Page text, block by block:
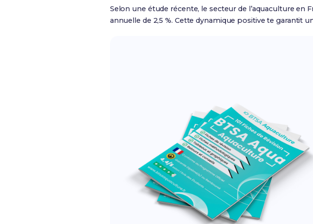
Selon une étude récente, le secteur de l’aquaculture en
annuelle de 2,5 %. Cette dynamique positive te garantit